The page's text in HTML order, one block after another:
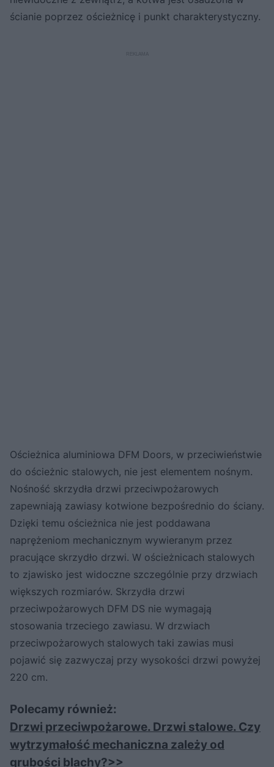
ścianie poprzez ościeżnicę i punkt charakterystyczny.
Ościeżnica aluminiowa DFM Doors, w przeciwieństwie
do ościeżnic stalowych, nie jest elementem nośnym.
Nośność skrzydła drzwi przeciwpożarowych
zapewniają zawiasy kotwione bezpośrednio do ściany.
Dzięki temu ościeżnica nie jest poddawana
naprężeniom mechanicznym wywieranym przez
pracujące skrzydło drzwi. W ościeżnicach stalowych
to zjawisko jest widoczne szczególnie przy drzwiach
większych rozmiarów. Skrzydła drzwi
przeciwpożarowych DFM DS nie wymagają
stosowania trzeciego zawiasu. W drzwiach
przeciwpożarowych stalowych taki zawias musi
pojawić się zazwyczaj przy wysokości drzwi powyżej
220 cm.
Polecamy również:
Drzwi przeciwpożarowe. Drzwi stalowe. Czy
wytrzymałość mechaniczna zależy od
grubości blachy?>>